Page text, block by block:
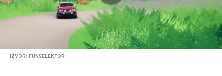
IZVOR: FUNSELEKTOR